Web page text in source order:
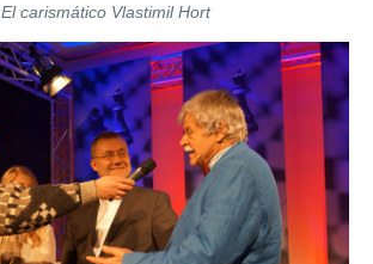
El carismático Vlastimil Hort